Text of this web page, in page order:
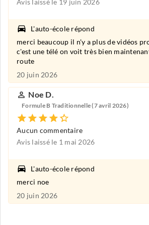
Avis laissé le 19 juin 2026
L'auto-école répond
merci beaucoup il n'y a plus de vidéos
c'est une télé on voit très bien
route
20 juin 2026
Noe D.
Formule B Traditionnelle (7 avril 2026)
Aucun commentaire
Avis laissé le 1 mai 2026
L'auto-école répond
merci noe
20 juin 2026